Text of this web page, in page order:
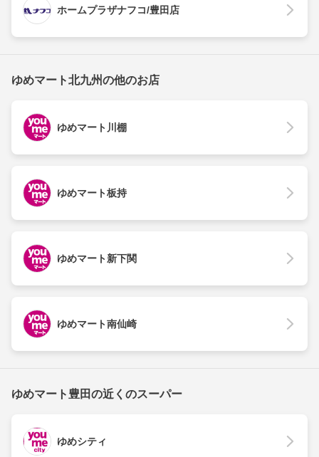
ホームプラザナフコ/豊田店
ゆめマート北九州の他のお店
ゆめマート川棚
ゆめマート板持
ゆめマート新下関
ゆめマート南仙崎
ゆめマート豊田の近くのスーパー
ゆめシティ